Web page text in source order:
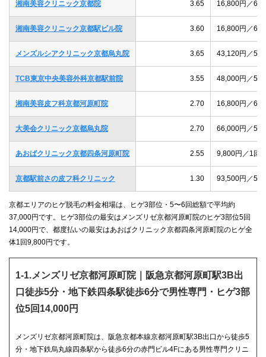
湘南美容クリニック京都院 3.65 16,800円／6
湘南美容クリニック京都駅ビル院 3.60 16,800円／6
メンズルシアクリニック京都烏丸院 3.65 43,120円／5
TCB東京中央美容外科京都駅前院 3.55 48,000円／5
湘南美容皮フ科京都河原町院 2.70 16,800円／6
大美会クリニック京都烏丸院 2.70 66,000円／5
あおばクリニック京都四条河原町院 2.55 9,800円／1回
京都駅前さの皮フ科クリニック 1.30 93,500円／5
京都エリアのヒゲ脱毛の料金相場は、ヒゲ3部位・5〜6回総額で平均約
37,000円です。ヒゲ3部位の最安はメンズリゼ京都河原町院のヒゲ3部位5回
14,000円で、都度払いの最安はあおばクリニック京都四条河原町院のヒゲ全
体1回9,800円です。
1-1.メンズリゼ京都河原町院｜阪急京都河原町駅3B出
口徒歩5分・地下鉄四条駅徒歩6分で男性専門・ヒゲ3部
位5回14,000円
メンズリゼ京都河原町院は、阪急京都本線京都河原町駅3B出口から徒歩5
分・地下鉄烏丸線四条駅から徒歩6分の赤門ビル4Fにある男性専門クリニ